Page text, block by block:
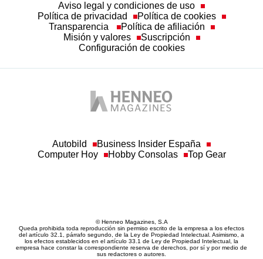
Aviso legal y condiciones de uso
Política de privacidad
Política de cookies
Transparencia
Política de afiliación
Misión y valores
Suscripción
Configuración de cookies
Autobild
Business Insider España
Computer Hoy
Hobby Consolas Top Gear
© Henneo Magazines, S.A
Queda prohibida toda reproducción sin permiso escrito de la empresa a los efectos
del artículo 32.1, párrafo segundo, de la Ley de Propiedad Intelectual. Asimismo, a
los efectos establecidos en el artículo 33.1 de Ley de Propiedad Intelectual, la
empresa hace constar la correspondiente reserva de derechos, por sí y por medio de
sus redactores o autores.